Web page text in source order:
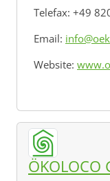
Telefax: +49
Email:
Website:
ÖKOLOCO